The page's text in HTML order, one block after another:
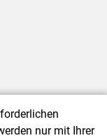
|
nur mit Ihrer